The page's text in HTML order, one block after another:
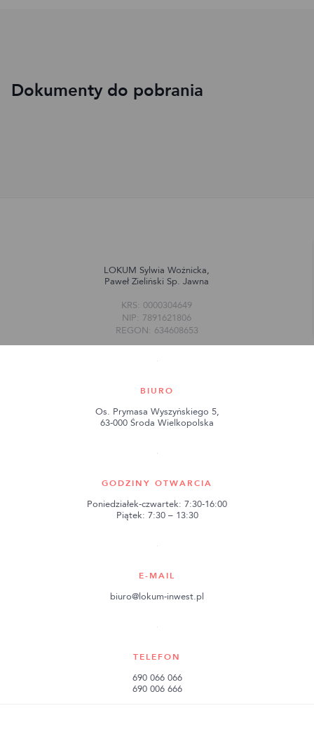
Dokumenty do pobrania
LOKUM Sylwia Woźnicka,
Paweł Zieliński Sp. Jawna
KRS: 0000304649
NIP: 7891621806
REGON: 634608653
BIURO
Os. Prymasa Wyszyńskiego 5,
63-000 Środa Wielkopolska
GODZINY OTWARCIA
Poniedziałek-czwartek: 7:30-16:00
Piątek: 7:30 – 13:30
E-MAIL
biuro@lokum-inwest.pl
TELEFON
690 066 066
690 006 666